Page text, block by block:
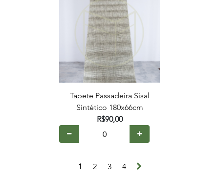
Tapete Passadeira Sisal
Sintético 180x66cm
R$90,00
1 2 3 4